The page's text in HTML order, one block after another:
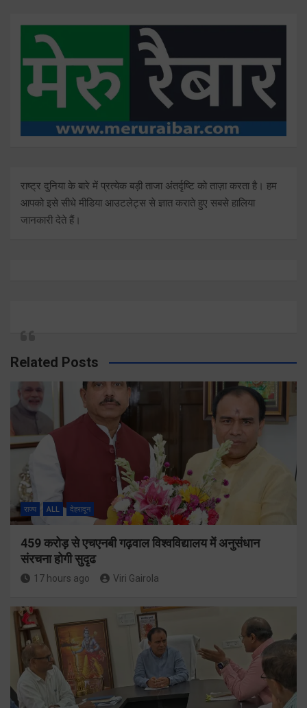
राष्ट्र दुनिया के बारे में प्रत्येक बड़ी ताजा अंतर्दृष्टि को ताज़ा करता है। हम
आपको इसे सीधे मीडिया आउटलेट्स से ज्ञात कराते हुए सबसे हालिया
जानकारी देते हैं।
Related Posts
राज्य ALL देहरादून
459 करोड़ से एचएनबी गढ़वाल विश्वविद्यालय में अनुसंधान
संरचना होगी सुदृढ
17 hours ago Viri Gairola